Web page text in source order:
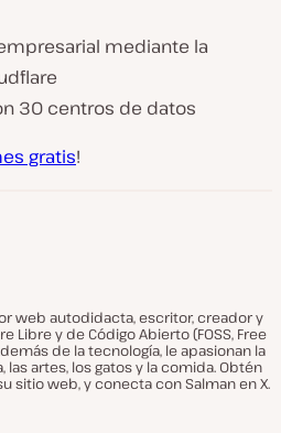
mediante la
30 centros de datos
gratis!
web autodidacta, escritor, creador y
Libre y de Código Abierto (FOSS, Free
de la tecnología, le apasionan la
las artes, los gatos y la comida. Obtén
sitio web, y conecta con Salman en X.